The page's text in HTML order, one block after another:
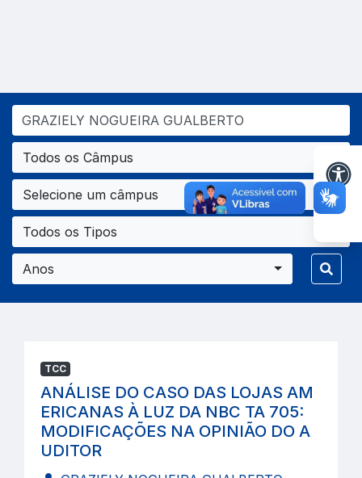
Todos os Câmpus
Selecione um câmpus
Todos os Tipos
Anos
TCC
ANÁLISE DO CASO DAS LOJAS AM
ERICANAS À LUZ DA NBC TA 705:
MODIFICAÇÕES NA OPINIÃO DO A
UDITOR